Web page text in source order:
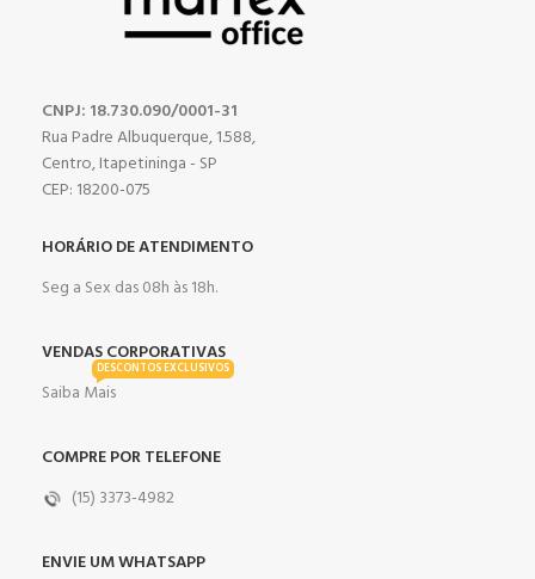
CNPJ: 18.730.090/0001-31
Rua Padre Albuquerque, 1.588,
Centro, Itapetininga - SP
CEP: 18200-075
HORÁRIO DE ATENDIMENTO
Seg a Sex das 08h às 18h.
VENDAS CORPORATIVAS
Saiba Mais
DESCONTOS EXCLUSIVOS
COMPRE POR TELEFONE
(15) 3373-4982
ENVIE UM WHATSAPP